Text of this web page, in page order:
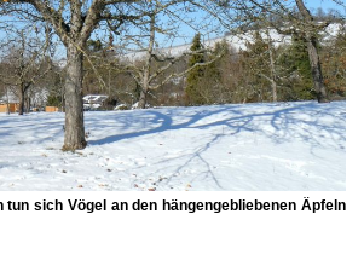
tun sich Vögel an den hängengebliebenen Äpfeln